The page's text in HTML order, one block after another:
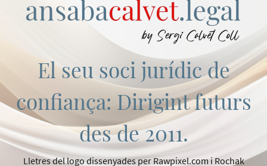
El seu soci jurídic de
confiança: Dirigint futurs
des de 2011.
Lletres del logo dissenyades per Rawpixel.com i Rochak